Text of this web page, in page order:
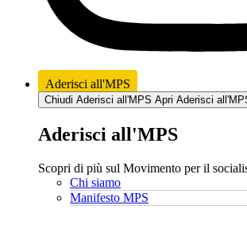
Aderisci all'MPS
Chiudi Aderisci all'MPS Apri Aderisci
Aderisci all'MPS
Scopri di più sul Movimento per il
Chi siamo
Manifesto MPS